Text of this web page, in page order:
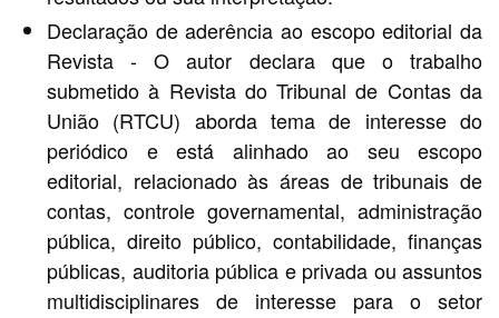
Declaração de aderência ao escopo editorial da
Revista - O autor declara que o trabalho
submetido à Revista do Tribunal de Contas da
União (RTCU) aborda tema de interesse do
periódico e está alinhado ao seu escopo
editorial, relacionado às áreas de tribunais de
contas, controle governamental, administração
pública, direito público, contabilidade, finanças
públicas, auditoria pública e privada ou assuntos
multidisciplinares de interesse para o setor